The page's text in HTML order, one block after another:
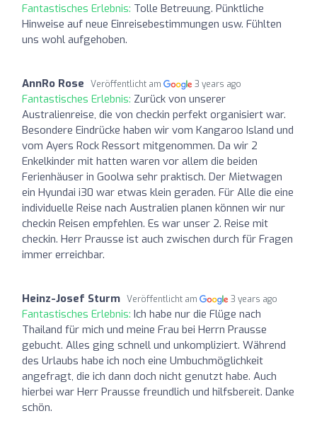
Fantastisches Erlebnis: Tolle Betreuung. Pünktliche
Hinweise auf neue Einreisebestimmungen usw. Fühlten
uns wohl aufgehoben.
AnnRo Rose Veröffentlicht am 3 years ago
Fantastisches Erlebnis: Zurück von unserer
Australienreise, die von checkin perfekt organisiert war.
Besondere Eindrücke haben wir vom Kangaroo Island und
vom Ayers Rock Ressort mitgenommen. Da wir 2
Enkelkinder mit hatten waren vor allem die beiden
Ferienhäuser in Goolwa sehr praktisch. Der Mietwagen
ein Hyundai i30 war etwas klein geraden. Für Alle die eine
individuelle Reise nach Australien planen können wir nur
checkin Reisen empfehlen. Es war unser 2. Reise mit
checkin. Herr Prausse ist auch zwischen durch für Fragen
immer erreichbar.
Heinz-Josef Sturm Veröffentlicht am 3 years ago
Fantastisches Erlebnis: Ich habe nur die Flüge nach
Thailand für mich und meine Frau bei Herrn Prausse
gebucht. Alles ging schnell und unkompliziert. Während
des Urlaubs habe ich noch eine Umbuchmöglichkeit
angefragt, die ich dann doch nicht genutzt habe. Auch
hierbei war Herr Prausse freundlich und hilfsbereit. Danke
schön.